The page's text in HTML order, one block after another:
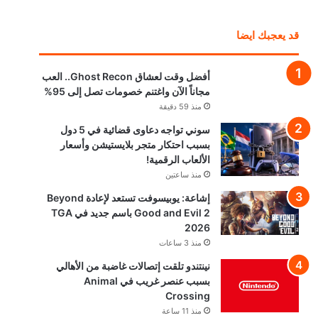
قد يعجبك ايضا
أفضل وقت لعشاق Ghost Recon.. العب
مجاناً الآن واغتنم خصومات تصل إلى 95%
منذ 59 دقيقة
سوني تواجه دعاوى قضائية في 5 دول
بسبب احتكار متجر بلايستيشن وأسعار
الألعاب الرقمية!
منذ ساعتين
إشاعة: يوبيسوفت تستعد لإعادة Beyond
Good and Evil 2 باسم جديد في TGA
2026
منذ 3 ساعات
نينتندو تلقت إتصالات غاضبة من الأهالي
بسبب عنصر غريب في Animal
Crossing
منذ 11 ساعة